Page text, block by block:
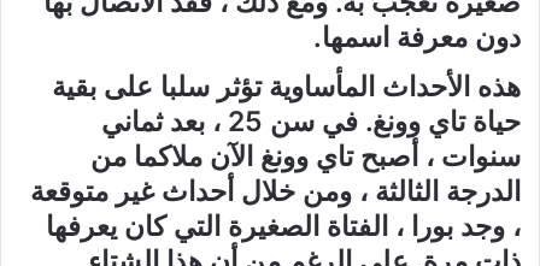
دون معرفة اسمها.
هذه الأحداث المأساوية تؤثر سلبا على بقية
حياة تاي وونغ. في سن 25 ، بعد ثماني
سنوات ، أصبح تاي وونغ الآن ملاكما من
الدرجة الثالثة ، ومن خلال أحداث غير متوقعة
، وجد بورا ، الفتاة الصغيرة التي كان يعرفها